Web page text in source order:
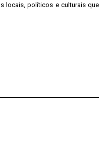
locais, políticos e culturais que